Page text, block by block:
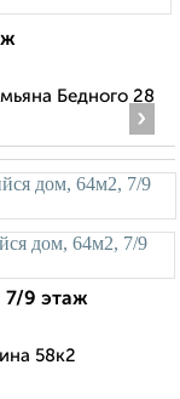
Бедного 28
›
7/9 этаж
58к2